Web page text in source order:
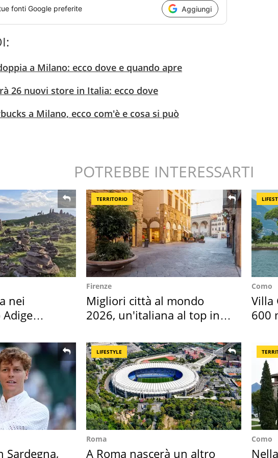
fonti Google preferite Aggiungi
a Milano: ecco dove e quando apre
26 nuovi store in Italia: ecco dove
a Milano, ecco com'è e cosa si può
POTREBBE INTERESSARTI
nei
TERRITORIO
Firenze
Migliori città al mondo
2026, un'italiana al top in
Como
Villa
600
Sardegna,
LIFESTYLE
Roma
A Roma nascerà un altro
Como